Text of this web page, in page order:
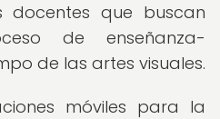
docentes que buscan
de enseñanza-
de las artes visuales.
móviles para la